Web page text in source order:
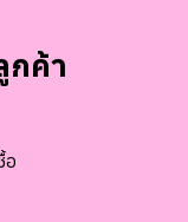
กค้า
อ